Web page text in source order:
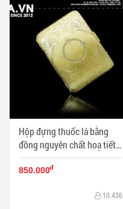
Hộp đựng thuốc lá bằng
đồng nguyên chất hoạ tiết
hoa văn bao quanh mặt trời
(loại 16 điếu) - Mã SP:
850.000đ
10.436